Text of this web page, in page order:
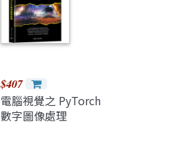
$407
電腦視覺之 PyTorch
數字圖像處理